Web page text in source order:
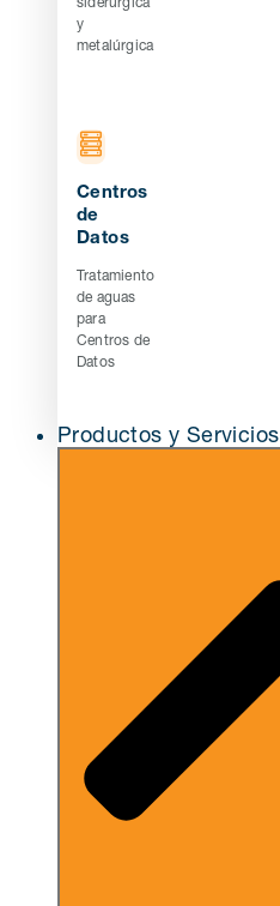
y
metalúrgica
Centros
de
Datos
Tratamiento
de aguas
para
Centros de
Datos
Productos y Servicios